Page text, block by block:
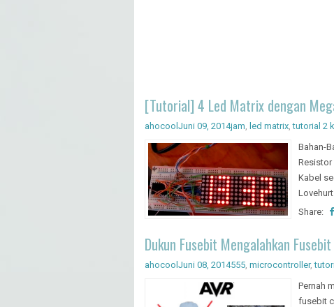
[Tutorial] 4 Led Matrix dengan
ahocoolJuni 09, 2014jam led matrix ,tutorial 2
Bahan-
Kabel
Share:
Dukun Fusebit Mengalahkan
ahocoolJuni 08, 2014555 microcontroller,
Pernah
fusebit